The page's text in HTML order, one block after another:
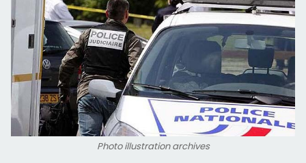
Photo illustration archives